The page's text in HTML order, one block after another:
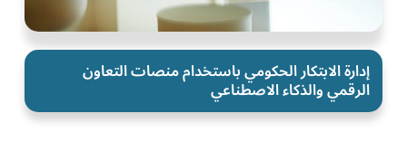
إدارة الابتكار الحكومي باستخدام منصات التعاون
الرقمي والذكاء الاصطناعي